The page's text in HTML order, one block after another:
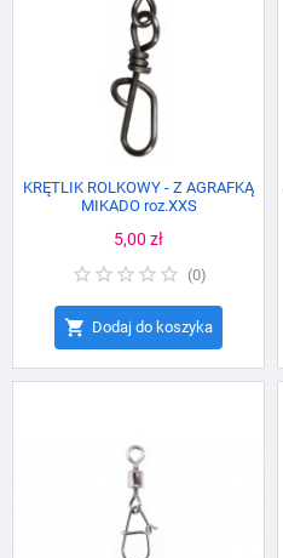
KRĘTLIK ROLKOWY - Z AGRAFKĄ
MIKADO roz.XXS
Cena
5,00 zł
(0)
 Dodaj do koszyka